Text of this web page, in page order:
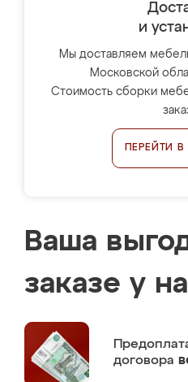
и
Мы доставляем
Московской
Стоимость сборки
ПЕРЕЙТИ В
Ваша
заказе у
договора